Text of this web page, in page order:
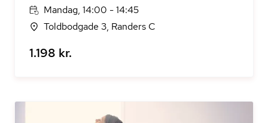
Mandag, 14:00 - 14:45
Toldbodgade 3, Randers C
1.198 kr.